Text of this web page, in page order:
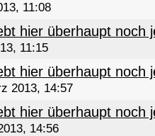
11:08
hier überhaupt noch
11:15
hier überhaupt noch
2013, 14:57
hier überhaupt noch
14:56